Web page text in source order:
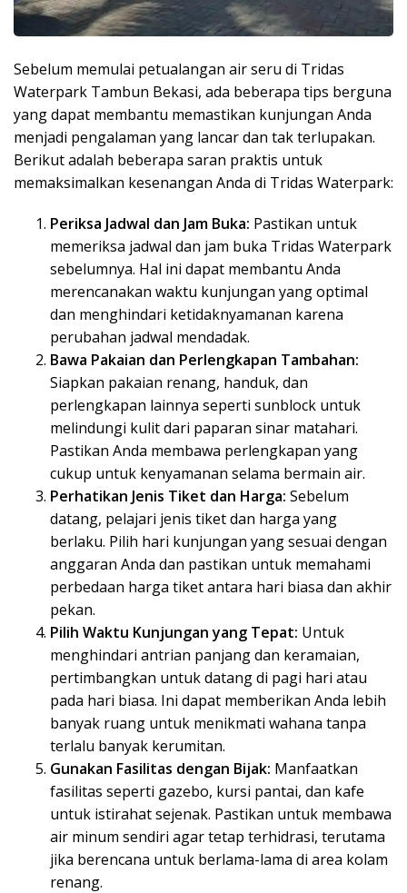
Sebelum memulai petualangan air seru di Tridas
Waterpark Tambun Bekasi, ada beberapa tips berguna
yang dapat membantu memastikan kunjungan Anda
menjadi pengalaman yang lancar dan tak terlupakan.
Berikut adalah beberapa saran praktis untuk
memaksimalkan kesenangan Anda di Tridas Waterpark:
Periksa Jadwal dan Jam Buka: Pastikan untuk
memeriksa jadwal dan jam buka Tridas Waterpark
sebelumnya. Hal ini dapat membantu Anda
merencanakan waktu kunjungan yang optimal
dan menghindari ketidaknyamanan karena
perubahan jadwal mendadak.
Bawa Pakaian dan Perlengkapan Tambahan:
Siapkan pakaian renang, handuk, dan
perlengkapan lainnya seperti sunblock untuk
melindungi kulit dari paparan sinar matahari.
Pastikan Anda membawa perlengkapan yang
cukup untuk kenyamanan selama bermain air.
Perhatikan Jenis Tiket dan Harga: Sebelum
datang, pelajari jenis tiket dan harga yang
berlaku. Pilih hari kunjungan yang sesuai dengan
anggaran Anda dan pastikan untuk memahami
perbedaan harga tiket antara hari biasa dan akhir
pekan.
Pilih Waktu Kunjungan yang Tepat: Untuk
menghindari antrian panjang dan keramaian,
pertimbangkan untuk datang di pagi hari atau
pada hari biasa. Ini dapat memberikan Anda lebih
banyak ruang untuk menikmati wahana tanpa
terlalu banyak kerumitan.
Gunakan Fasilitas dengan Bijak: Manfaatkan
fasilitas seperti gazebo, kursi pantai, dan kafe
untuk istirahat sejenak. Pastikan untuk membawa
air minum sendiri agar tetap terhidrasi, terutama
jika berencana untuk berlama-lama di area kolam
renang.